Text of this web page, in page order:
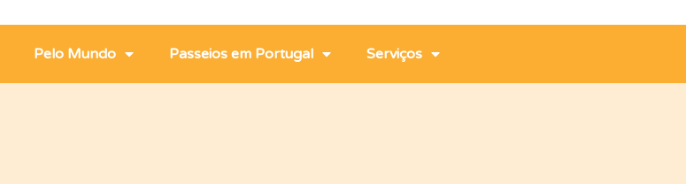
Pelo Mundo Passeios em Portugal Serviços